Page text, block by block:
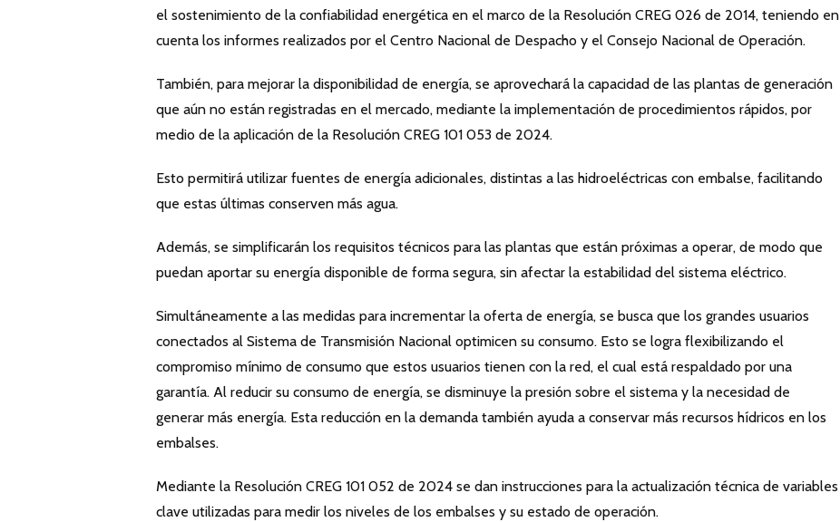
el sostenimiento de la confiabilidad energética en el marco de la Resolución CREG 026 de 2014, teniendo en
cuenta los informes realizados por el Centro Nacional de Despacho y el Consejo Nacional de Operación.
También, para mejorar la disponibilidad de energía, se aprovechará la capacidad de las plantas de generación
que aún no están registradas en el mercado, mediante la implementación de procedimientos rápidos, por
medio de la aplicación de la Resolución CREG 101 053 de 2024.
Esto permitirá utilizar fuentes de energía adicionales, distintas a las hidroeléctricas con embalse, facilitando
que estas últimas conserven más agua.
Además, se simplificarán los requisitos técnicos para las plantas que están próximas a operar, de modo que
puedan aportar su energía disponible de forma segura, sin afectar la estabilidad del sistema eléctrico.
Simultáneamente a las medidas para incrementar la oferta de energía, se busca que los grandes usuarios
conectados al Sistema de Transmisión Nacional optimicen su consumo. Esto se logra flexibilizando el
compromiso mínimo de consumo que estos usuarios tienen con la red, el cual está respaldado por una
garantía. Al reducir su consumo de energía, se disminuye la presión sobre el sistema y la necesidad de
generar más energía. Esta reducción en la demanda también ayuda a conservar más recursos hídricos en los
embalses.
Mediante la Resolución CREG 101 052 de 2024 se dan instrucciones para la actualización técnica de variables
clave utilizadas para medir los niveles de los embalses y su estado de operación.